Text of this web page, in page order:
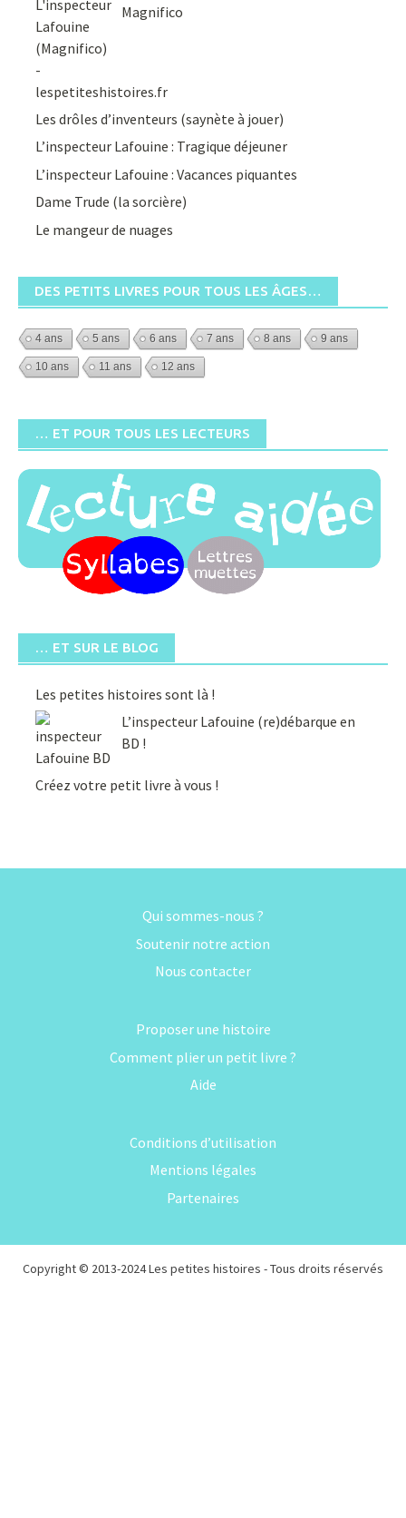
Magnifico
Les drôles d’inventeurs (saynète à jouer)
L’inspecteur Lafouine : Tragique déjeuner
L’inspecteur Lafouine : Vacances piquantes
Dame Trude (la sorcière)
Le mangeur de nuages
DES PETITS LIVRES POUR TOUS LES ÂGES…
4 ans 5 ans 6 ans 7 ans 8 ans 9 ans
10 ans 11 ans 12 ans
… ET POUR TOUS LES LECTEURS
… ET SUR LE BLOG
Les petites histoires sont là !
L’inspecteur Lafouine (re)débarque en
BD !
Créez votre petit livre à vous !
Qui sommes-nous ?
Soutenir notre action
Nous contacter
Proposer une histoire
Comment plier un petit livre ?
Aide
Conditions d’utilisation
Mentions légales
Partenaires
Copyright © 2013-2024Les petites histoires - Tous droits réservés